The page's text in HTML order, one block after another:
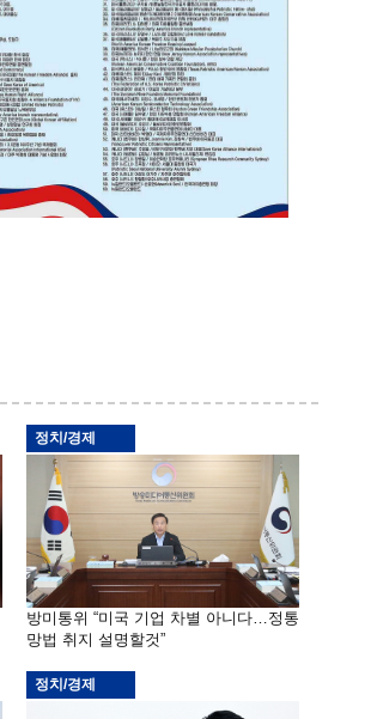
정치/경제
방미통위 “미국 기업 차별 아니다…정통
망법 취지 설명할것”
정치/경제